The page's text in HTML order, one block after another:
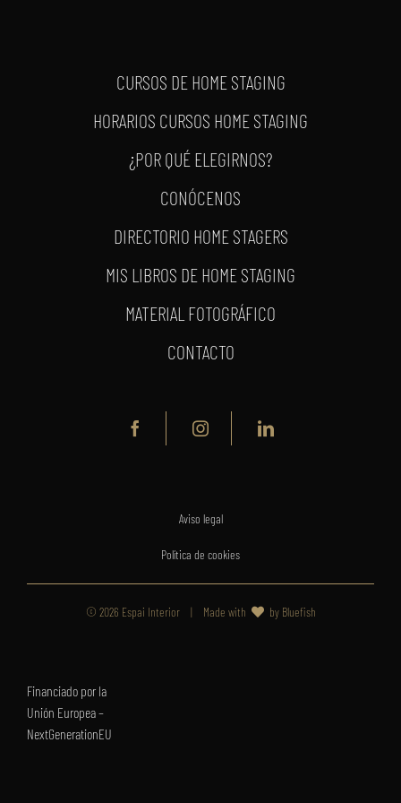
CURSOS DE HOME STAGING
HORARIOS CURSOS HOME STAGING
¿POR QUÉ ELEGIRNOS?
CONÓCENOS
DIRECTORIO HOME STAGERS
MIS LIBROS DE HOME STAGING
MATERIAL FOTOGRÁFICO
CONTACTO
Aviso legal
Política de cookies
© 2026 Espai Interior | Made with by Bluefish
Financiado por la
Unión Europea –
NextGenerationEU